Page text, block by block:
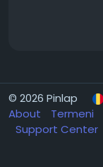
© 2026 Pinlap
About
Termeni
Support Center